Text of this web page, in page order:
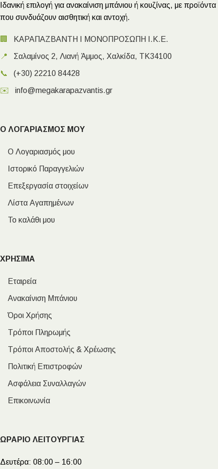
Ιδανική επιλογή για ανακαίνιση μπάνιου ή κουζίνας, με προϊόντα
που συνδυάζουν αισθητική και αντοχή.
🏢 ΚΑΡΑΠΑΖΒΑΝΤΗ Ι ΜΟΝΟΠΡΟΣΩΠΗ Ι.Κ.Ε.
📍 Σαλαμίνος 2, Λιανή Άμμος, Χαλκίδα, ΤΚ34100
📞 (+30) 22210 84428
✉️ info@megakarapazvantis.gr
Ο ΛΟΓΑΡΙΑΣΜΟΣ ΜΟΥ
Ο Λογαριασμός μου
Ιστορικό Παραγγελιών
Επεξεργασία στοιχείων
Λίστα Αγαπημένων
Το καλάθι μου
ΧΡΗΣΙΜΑ
Εταιρεία
Ανακαίνιση Μπάνιου
Όροι Χρήσης
Τρόποι Πληρωμής
Τρόποι Αποστολής & Χρέωσης
Πολιτική Επιστροφών
Ασφάλεια Συναλλαγών
Επικοινωνία
ΩΡΑΡΙΟ ΛΕΙΤΟΥΡΓΙΑΣ
Δευτέρα: 08:00 – 16:00